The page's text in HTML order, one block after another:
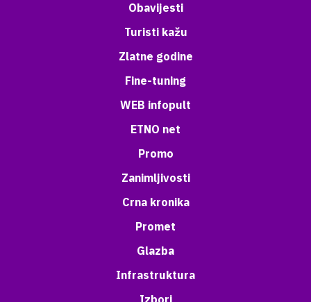
Obavijesti
Turisti kažu
Zlatne godine
Fine-tuning
WEB infopult
ETNO net
Promo
Zanimljivosti
Crna kronika
Promet
Glazba
Infrastruktura
Izbori